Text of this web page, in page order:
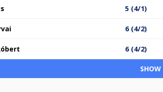
5 (4/1)
6 (4/2)
6 (4/2)
SHOW